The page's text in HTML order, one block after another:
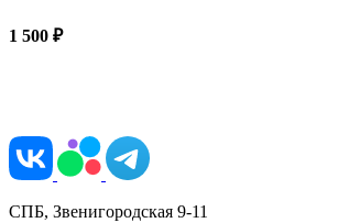
1 500 ₽
СПБ, Звенигородская 9-11